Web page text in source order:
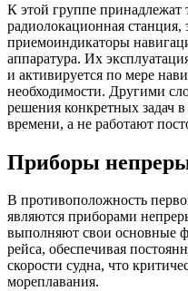
К этой группе принадлежат
радиолокационная станция,
приемоиндикаторы
аппаратура. Их
и активируется по мере
необходимости. Другими
решения конкретных задач
времени, а не работают
Приборы
В противоположность
являются приборами
выполняют свои основные
рейса, обеспечивая
скорости судна, что
мореплавания.